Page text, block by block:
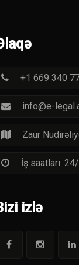
+1 669 340
info@e-
Zaur
İş saatları:
izlə